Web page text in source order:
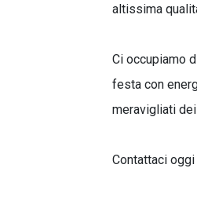
altissima
Ci occupiamo
festa con
meravigliati
Contattaci